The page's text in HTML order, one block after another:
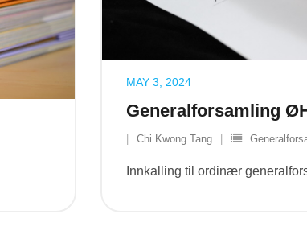
Generalforsamling
MAY 3, 2024
Chi Kwong Tang
Innkalling til ordinær